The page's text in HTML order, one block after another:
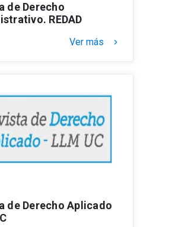
de Derecho
REDAD
Ver más keyboard_arrow_right
de Derecho Aplicado